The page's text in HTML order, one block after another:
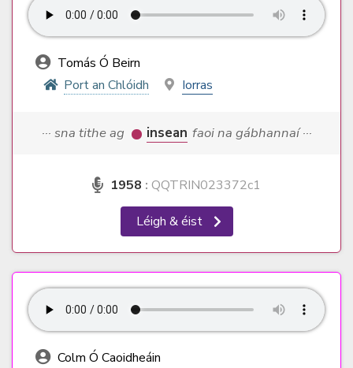
Tomás Ó Beirn
Port an Chlóidh
Iorras
··· sna tithe ag insean faoi na gábhannaí ···
1958 : QQTRIN023372c1
Léigh & éist
Colm Ó Caoidheáin